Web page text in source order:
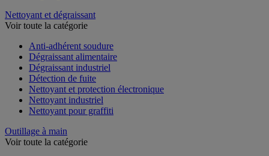
Nettoyant et dégraissant
Voir toute la catégorie
Anti-adhérent soudure
Dégraissant alimentaire
Dégraissant industriel
Détection de fuite
Nettoyant et protection électronique
Nettoyant industriel
Nettoyant pour graffiti
Outillage à main
Voir toute la catégorie